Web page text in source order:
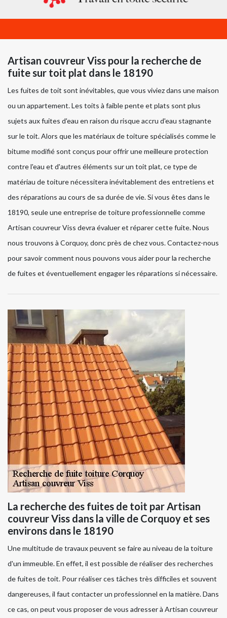
Artisan couvreur Viss pour la recherche de
fuite sur toit plat dans le 18190
Les fuites de toit sont inévitables, que vous viviez dans une maison
ou un appartement. Les toits à faible pente et plats sont plus
sujets aux fuites d'eau en raison du risque accru d'eau stagnante
sur le toit. Alors que les matériaux de toiture spécialisés comme le
bitume modifié sont conçus pour offrir une meilleure protection
contre l'eau et d'autres éléments sur un toit plat, ce type de
matériau de toiture nécessitera inévitablement des entretiens et
des réparations au cours de sa durée de vie. Si vous êtes dans le
18190, seule une entreprise de toiture professionnelle comme
Artisan couvreur Viss devra évaluer et réparer cette fuite. Nous
nous trouvons à Corquoy, donc près de chez vous. Contactez-nous
pour savoir comment nous pouvons vous aider pour la recherche
de fuites et éventuellement engager les réparations si nécessaire.
La recherche des fuites de toit par Artisan
couvreur Viss dans la ville de Corquoy et ses
environs dans le 18190
Une multitude de travaux peuvent se faire au niveau de la toiture
d'un immeuble. En effet, il est possible de réaliser des recherches
de fuites de toit. Pour réaliser ces tâches très difficiles et souvent
dangereuses, il faut contacter un professionnel en la matière. Dans
ce cas, on peut vous proposer de vous adresser à Artisan couvreur